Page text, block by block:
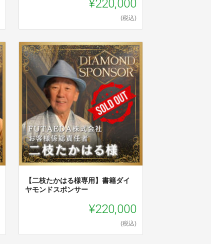
(税込)
【二枝たかはる様専用】書籍ダイ
ヤモンドスポンサー
¥220,000
(税込)